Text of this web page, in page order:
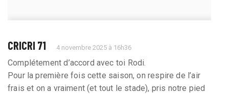
CRICRI 71 4 novembre 2025 à 16h36
Complétement d’accord avec toi Rodi.
Pour la première fois cette saison, on respire de l’air
frais et on a vraiment (et tout le stade), pris notre pied